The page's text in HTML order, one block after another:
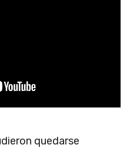
quedarse